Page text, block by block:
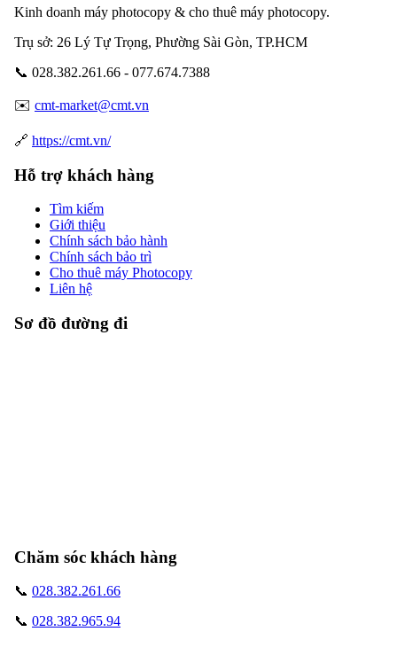
Kinh doanh máy photocopy & cho thuê máy photocopy.
Trụ sở: 26 Lý Tự Trọng, Phường Sài Gòn, TP.HCM
📞 028.382.261.66 - 077.674.7388
✉️ cmt-market@cmt.vn
🔗 https://cmt.vn/
Hỗ trợ khách hàng
Tìm kiếm
Giới thiệu
Chính sách bảo hành
Chính sách bảo trì
Cho thuê máy Photocopy
Liên hệ
Sơ đồ đường đi
Chăm sóc khách hàng
📞 028.382.261.66
📞 028.382.965.94